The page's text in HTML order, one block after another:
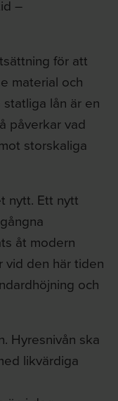
–
för att
material och
lån är en
påverkar vad
storskaliga
nytt. Ett nytt
åt modern
vid den här tiden
och
Hyresnivån ska
likvärdiga